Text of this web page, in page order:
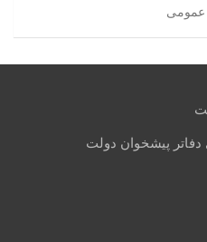
عمومی
پیشخوان دولت